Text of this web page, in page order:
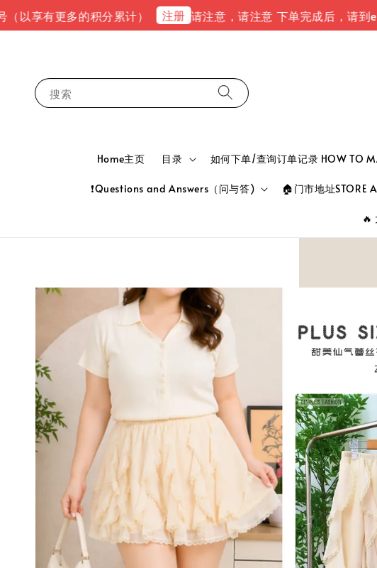
有更多的积分累计） 注册 请注意，请注意 下单完成后，请到
搜索
Home主页 目录 如何下单/查询订单记录 HOW TO
❗Questions and Answers（问与答) 🏠门市地址STORE
🔥